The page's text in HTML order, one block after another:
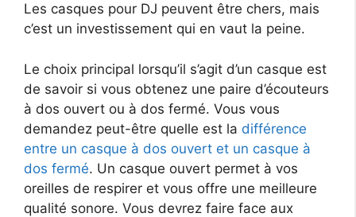
Les casques pour DJ peuvent être chers, mais
c’est un investissement qui en vaut la peine.
Le choix principal lorsqu’il s’agit d’un casque est
de savoir si vous obtenez une paire d’écouteurs
à dos ouvert ou à dos fermé. Vous vous
demandez peut-être quelle est la différence
entre un casque à dos ouvert et un casque à
dos fermé. Un casque ouvert permet à vos
oreilles de respirer et vous offre une meilleure
qualité sonore. Vous devrez faire face aux